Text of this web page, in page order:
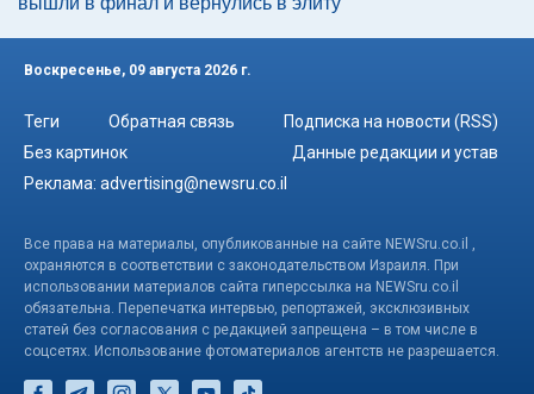
Воскресенье, 09 августа 2026 г.
Теги Обратная связь
Подписка на новости (RSS)
Без картинок
Данные редакции и устав
Реклама: advertising@newsru.co.il
Все права на материалы, опубликованные на сайте NEWSru.co.il ,
охраняются в соответствии с законодательством Израиля. При
использовании материалов сайта гиперссылка на NEWSru.co.il
обязательна. Перепечатка интервью, репортажей, эксклюзивных
статей без согласования с редакцией запрещена – в том числе в
соцсетях. Использование фотоматериалов агентств не разрешается.